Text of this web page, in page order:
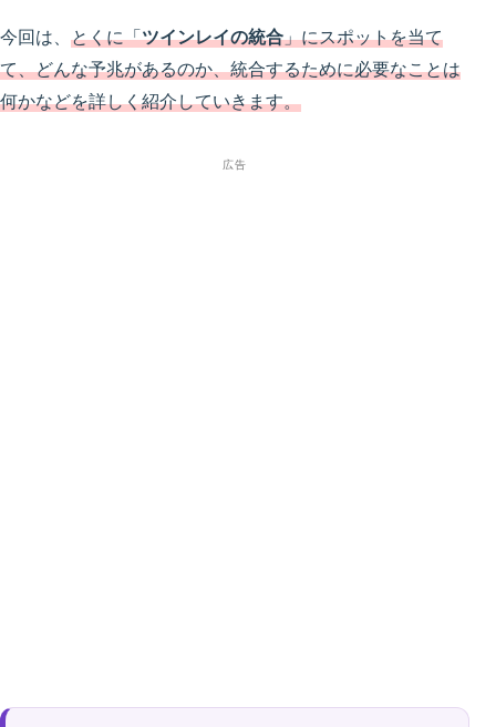
今回は、 とくに「ツインレイの統合」にスポットを当て
て、どんな予兆があるのか、統合するために必要なことは
何かなどを詳しく紹介していきます。
広告